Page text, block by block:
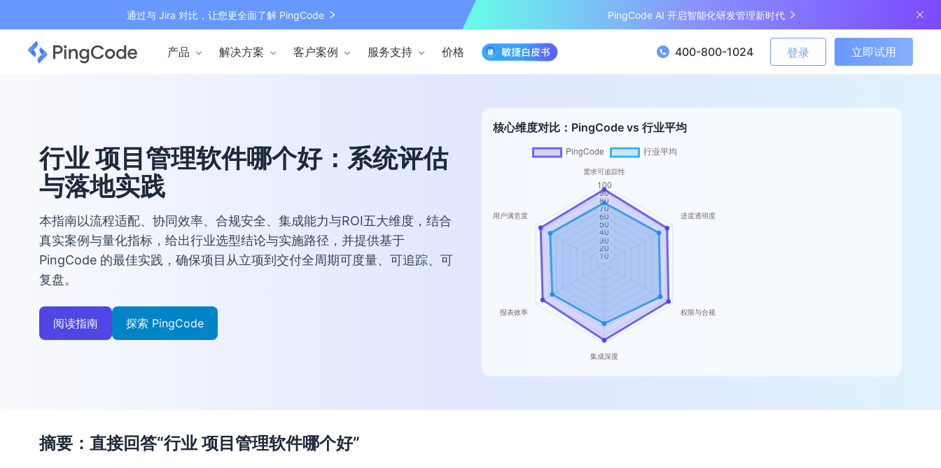
通过与 Jira 对比，让您更全面了解 PingCode PingCode AI 开启智能化研发管理新时代
产品 解决方案 客户案例 服务支持 价格 400-800-1024 登录 立即试用
行业 项目管理软件哪个好：系统评估
与落地实践
本指南以流程适配、协同效率、合规安全、集成能力与ROI五大维度，结合
真实案例与量化指标，给出行业选型结论与实施路径，并提供基于
PingCode 的最佳实践，确保项目从立项到交付全周期可度量、可追踪、可
复盘。
阅读指南 探索 PingCode
核心维度对比：PingCode vs 行业平均
摘要：直接回答“行业 项目管理软件哪个好”